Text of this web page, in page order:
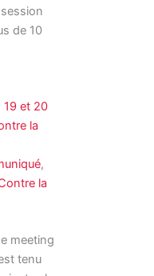
de 10
19 et 20
la
,
la
meeting
tenu